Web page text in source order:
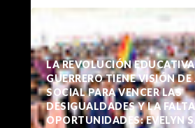
LA REVOLUCIÓN
GUERRERO TIENE VISIÓN
SOCIAL PARA VENCER LAS
DESIGUALDADES Y LA
OPORTUNIDADES: EVELYN